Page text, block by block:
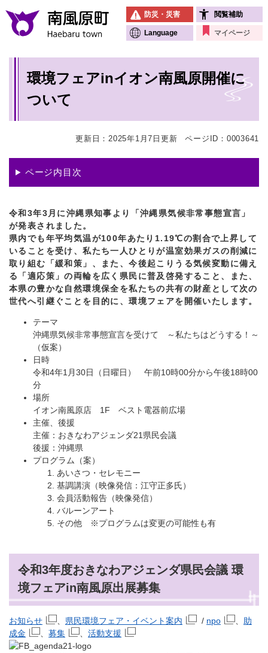
メニューを飛ばして本文へ
防災・災害 閲覧補助
Language マイページ
環境フェアinイオン南風原開催に
ついて
更新日：2025年1月7日更新 ページID：0003641
ページ内目次
令和3年3月に沖縄県知事より「沖縄県気候非常事態宣言」
が発表されました。
県内でも年平均気温が100年あたり1.19℃の割合で上昇して
いることを受け、私たち一人ひとりが温室効果ガスの削減に
取り組む「緩和策」、また、今後起こりうる気候変動に備え
る「適応策」の両輪を広く県民に普及啓発すること、また、
本県の豊かな自然環境保全を私たちの共有の財産として次の
世代へ引継ぐことを目的に、環境フェアを開催いたします。
テーマ
沖縄県気候非常事態宣言を受けて ～私たちはどうする！～
（仮案）
日時
令和4年1月30日（日曜日） 午前10時00分から午後18時00
分
場所
イオン南風原店 1F ベスト電器前広場
主催、後援
主催：おきなわアジェンダ21県民会議
後援：沖縄県
プログラム（案）
あいさつ・セレモニー
基調講演（映像発信：江守正多氏）
会員活動報告（映像発信）
バルーンアート
その他 ※プログラムは変更の可能性も有
令和3年度おきなわアジェンダ県民会議 環
境フェアin南風原出展募集
お知らせ 県民環境フェア・イベント案内 / npo
助
成金
募集 活動支援